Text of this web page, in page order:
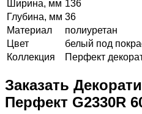
Ширина, мм 136
Глубина, мм 36
Материал
полиуретан
Цвет
белый под
Коллекция
Перфект
Заказать
Перфект G2330R